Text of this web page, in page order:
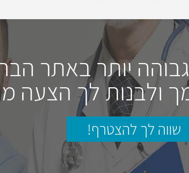
יותר באתר
ולבנות לך הצעה
שווה לך להצטרף!